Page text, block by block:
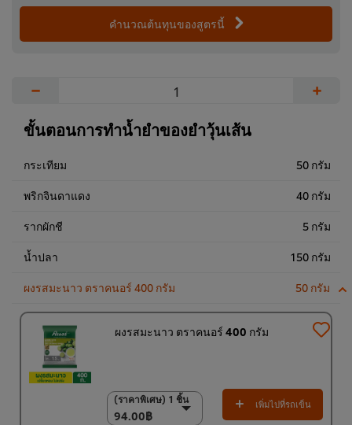
คำนวณต้นทุนของสูตรนี้
− +
ขั้นตอนการทำน้ำยำของยำวุ้นเส้น
กระเทียม 50 กรัม
พริกจินดาแดง 40 กรัม
รากผักชี 5 กรัม
น้ำปลา 150 กรัม
ผงรสมะนาว ตราคนอร์ 400 กรัม 50 กรัม
ผงรสมะนาว ตราคนอร์ 400 กรัม
(ราคาพิเศษ) 1 ชิ้น
94.00฿
(ราคาพิเศษ) 1 ชิ้น
94.00฿
เพิ่มไปที่รถเข็น